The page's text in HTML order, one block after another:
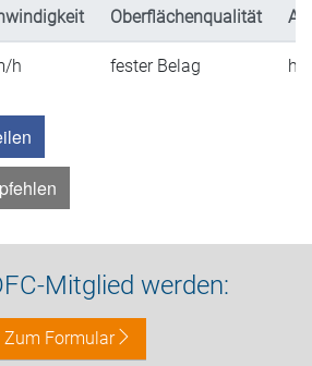
Oberflächenqualität
h fester Belag
Mitglied werden:
Zum Formular